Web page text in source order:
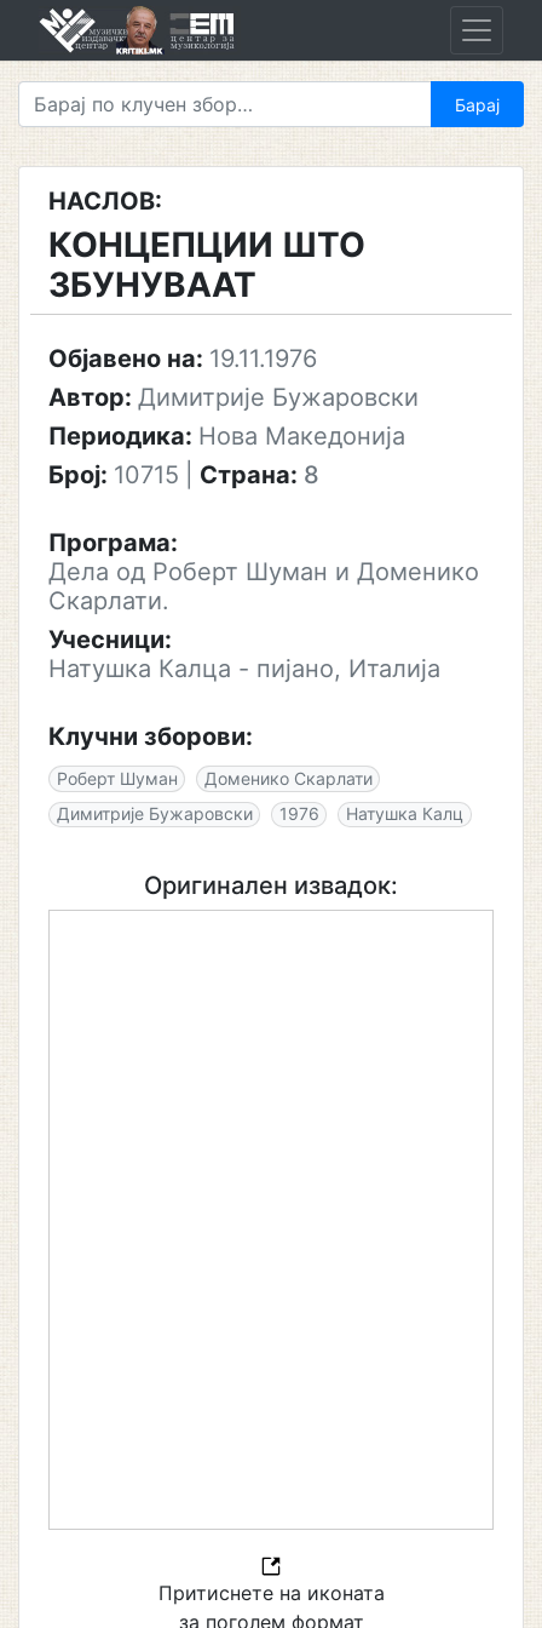
НАСЛОВ:
КОНЦЕПЦИИ ШТО
ЗБУНУВААТ
Објавено на: 19.11.1976
Автор: Димитрије Бужаровски
Периодика: Нова Македонија
Број: 10715 Страна: 8
Програма:
Дела од Роберт Шуман и Доменико
Скарлати.
Учесници:
Натушка Калца - пијано, Италија
Клучни зборови:
Роберт Шуман
Доменико Скарлати
Димитрије Бужаровски
1976 Натушка Калц
Оригинален извадок:
Притиснете на иконата
за поголем формат